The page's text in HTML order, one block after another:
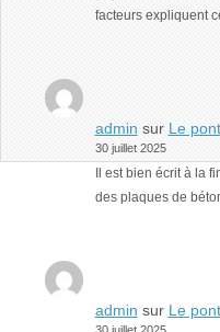
facteurs expliquent
admin sur Le
30 juillet 2025
Il est bien écrit à la
des plaques de
admin sur Le